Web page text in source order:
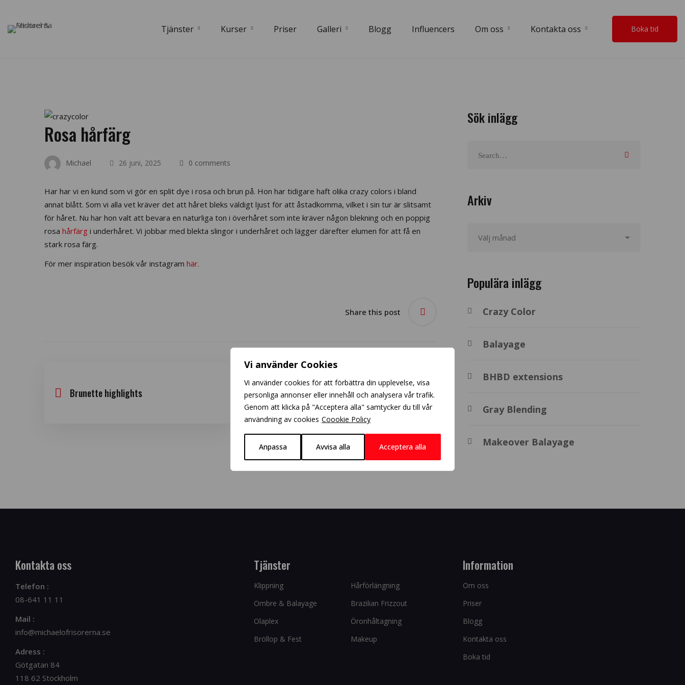
Vi använder Cookies
Vi använder cookies för att förbättra din upplevelse, visa
personliga annonser eller innehåll och analysera vår trafik.
Genom att klicka på "Acceptera alla" samtycker du till vår
användning av cookies Coookie Policy
Anpassa Avvisa alla Acceptera alla
Tjänster Kurser Priser Galleri Blogg Influencers Om oss Kontakta oss Boka tid
Rosa hårfärg
Michael 26 juni, 2025 0 comments
Har har vi en kund som vi gör en split dye i rosa och brun på. Hon har tidigare haft olika crazy colors i bland
annat blått. Som vi alla vet kräver det att håret bleks väldigt ljust för att åstadkomma, vilket i sin tur är slitsamt
för håret. Nu har hon valt att bevara en naturliga ton i överhåret som inte kräver någon blekning och en poppig
rosa hårfärg i underhåret. Vi jobbar med blekta slingor i underhåret och lägger därefter elumen för att få en
stark rosa färg.
För mer inspiration besök vår instagram här.
Share this post
Brunette highlights Metal dx behandling
Sök inlägg
Arkiv
Populära inlägg
Crazy Color
Balayage
BHBD extensions
Gray Blending
Makeover Balayage
Kontakta oss
Telefon :
08-641 11 11
Mail :
info@michaelofrisorerna.se
Adress :
Götgatan 84
118 62 Stockholm
Tjänster
Klippning
Hårförlängning
Ombre & Balayage
Brazilian Frizzout
Olaplex
Öronhåltagning
Bröllop & Fest
Makeup
Information
Om oss
Priser
Blogg
Kontakta oss
Boka tid